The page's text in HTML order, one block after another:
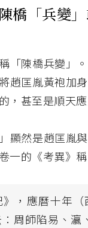
陳橋「兵變
「陳橋兵變」
趙匡胤黃袍加
，甚至是順天
顯然是趙匡胤
一的《考異》稱
，應曆十年
周師陷易、瀛